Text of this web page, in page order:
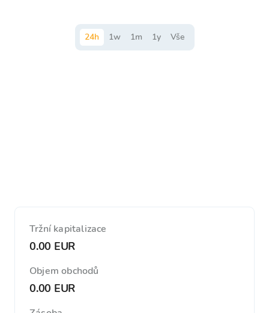
24h 1w 1m 1y Vše
Tržní kapitalizace
0.00 EUR
Objem obchodů
0.00 EUR